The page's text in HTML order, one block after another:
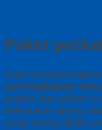
Paket
Saat
perlengkapan
praktis dan efisien
kebutuhan utama
yang sering dipilih